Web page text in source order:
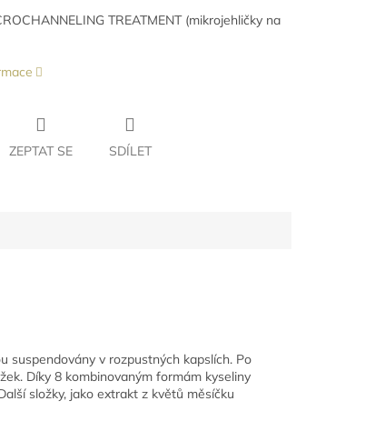
TREATMENT (mikrojehličky na
ZEPTAT SE SDÍLET
suspendovány v rozpustných kapslích. Po
Díky 8 kombinovaným formám kyseliny
složky, jako extrakt z květů měsíčku